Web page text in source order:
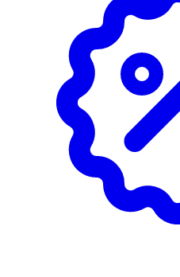
Förvara bandet torrt och
OK för gravida och ammande: